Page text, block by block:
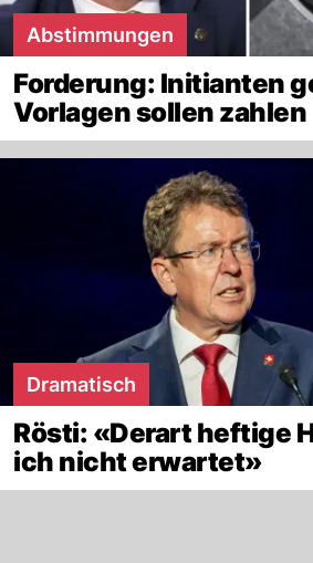
Abstimmungen
Forderung: Initianten
Vorlagen sollen zahlen
Dramatisch
Rösti: «Derart heftige
ich nicht erwartet»